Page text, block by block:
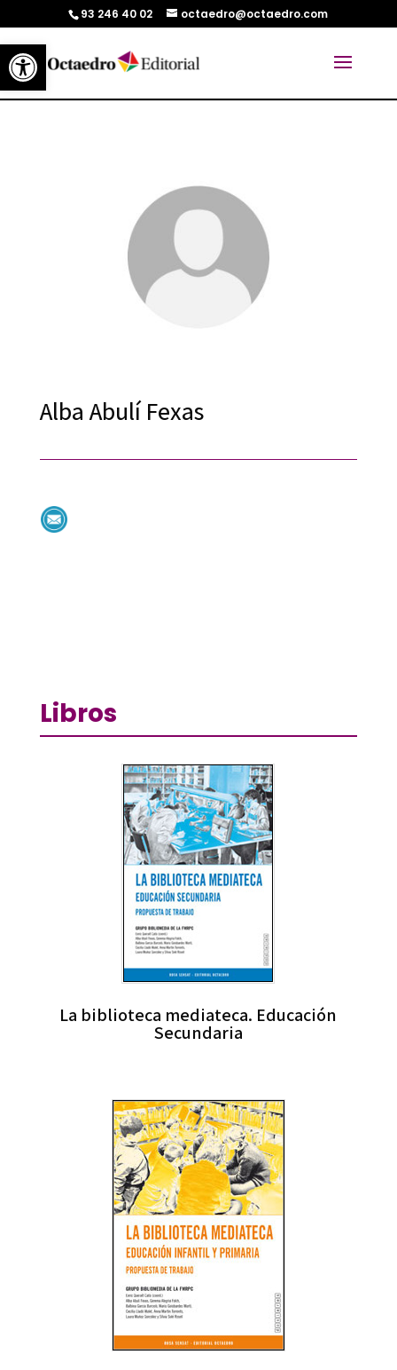
Abrir barra de herramientas
93 246 40 02 octaedro@octaedro.com
Alba Abulí Fexas
Libros
La biblioteca mediateca. Educación
Secundaria